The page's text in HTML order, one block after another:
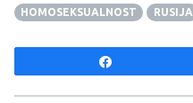
HOMOSEKSUALNOST RUSIJA